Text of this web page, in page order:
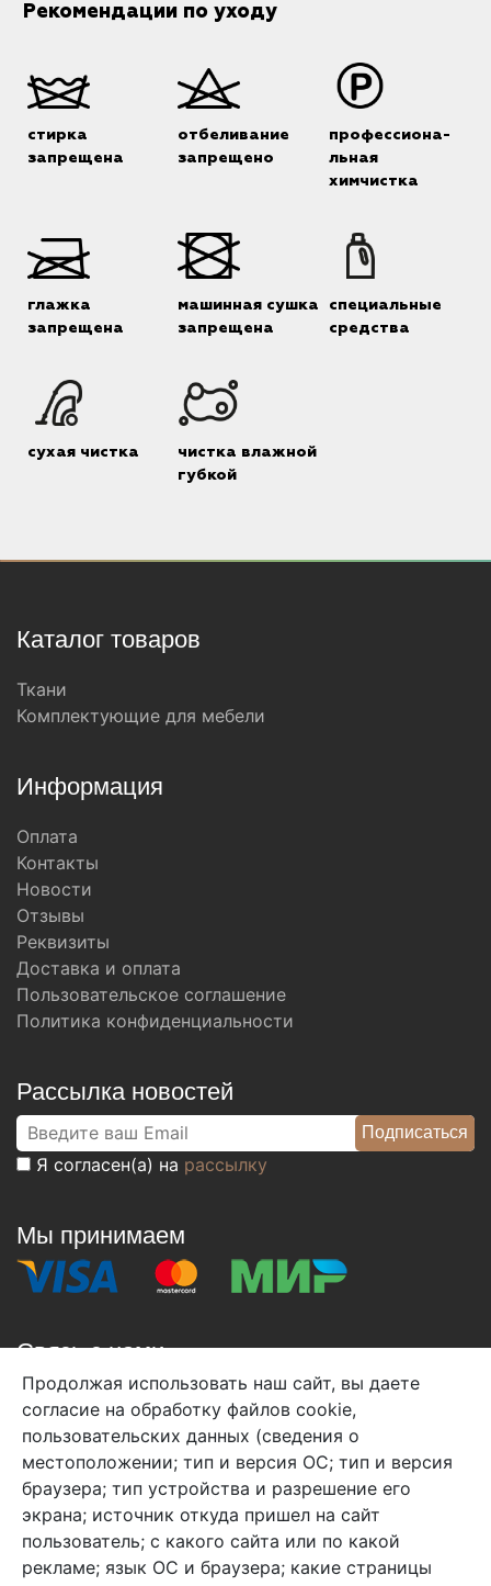
Рекомендации по уходу
стирка
запрещена
отбеливание
запрещено
профессиона-
льная
химчистка
глажка
запрещена
машинная сушка
запрещена
специальные
средства
сухая чистка
чистка влажной
губкой
Каталог товаров
Ткани
Комплектующие для мебели
Информация
Оплата
Контакты
Новости
Отзывы
Реквизиты
Доставка и оплата
Пользовательское соглашение
Политика конфиденциальности
Рассылка новостей
Я согласен(а) на рассылку
Мы принимаем
Связь с нами
+7 (495) 933-38-08
info@arben-textile.ru- оптовые продажи
Арбен текстиль г. Щелково, пер.
1-й Советский д.25, владение 2.
Продолжая использовать наш сайт, вы даете
согласие на обработку файлов cookie,
пользовательских данных (сведения о
местоположении; тип и версия ОС; тип и версия
браузера; тип устройства и разрешение его
экрана; источник откуда пришел на сайт
пользователь; с какого сайта или по какой
рекламе; язык ОС и браузера; какие страницы